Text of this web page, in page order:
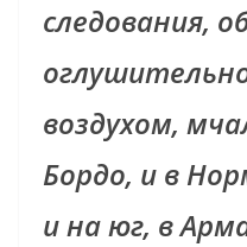
следования,
воздухом,
Бордо, и в
и на юг, в